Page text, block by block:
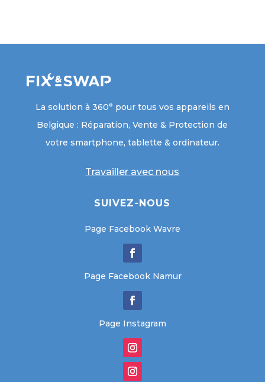
La solution à 360° pour tous vos appareils en
Belgique : Réparation, Vente & Protection de
votre smartphone, tablette & ordinateur.
Travailler avec nous
SUIVEZ-NOUS
Page Facebook Wavre
Page Facebook Namur
Page Instagram